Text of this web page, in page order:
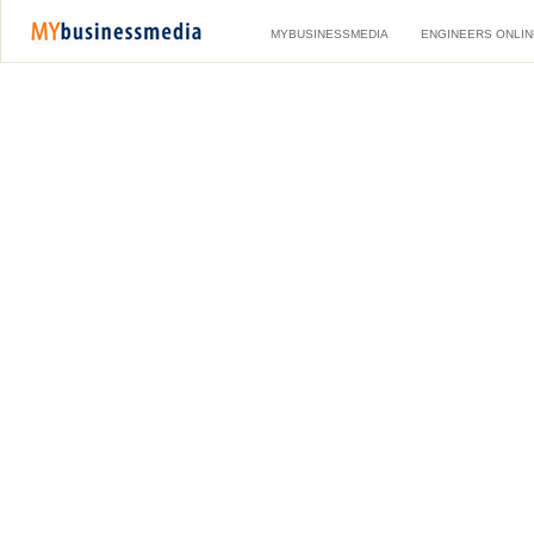
MYBUSINESSMEDIA ENGINEERS